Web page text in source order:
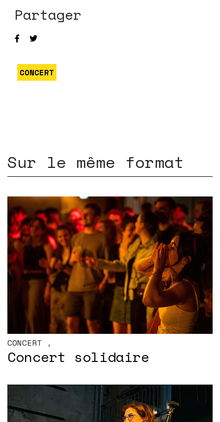
Partager
CONCERT
Sur le même format
CONCERT ,
Concert solidaire